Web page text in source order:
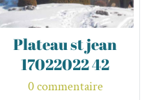
Plateau st jean
17022022 42
0 commentaire